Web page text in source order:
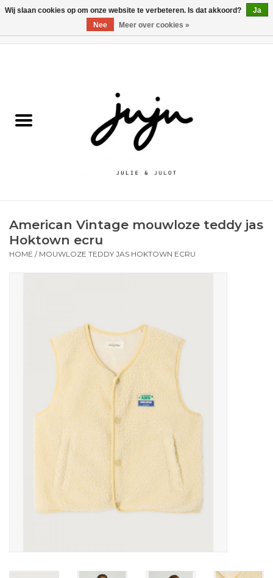
Kledij jongens
Schoenen
Cadeaubonnen
American Vintage mouwloze teddy jas
Hoktown ecru
HOME / MOUWLOZE TEDDY JAS HOKTOWN ECRU
Wij slaan cookies op om onze website te verbeteren. Is dat akkoord?
Ja
Nee
Meer over cookies »